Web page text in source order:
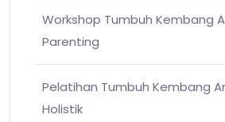
Workshop Tumbuh Kembang
Parenting
Pelatihan Tumbuh Kembang
Holistik